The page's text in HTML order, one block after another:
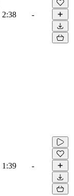
2:38 -
1:39 -